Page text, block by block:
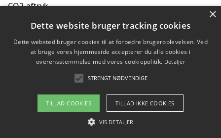
CO2-aftryk
Hvordan nyheder om CO2-udledning påvirker vores
hverdag
Om / kontakt
Blog Betingelser
×
Dette website bruger tracking cookies
Dette websted bruger cookies til at forbedre brugeroplevelsen. Ved
at bruge vores hjemmeside accepterer du alle cookies i
overensstemmelse med vores cookiepolitik. Detaljer
STRENGT NØDVENDIGE
TILLAD COOKIES TILLAD IKKE COOKIES
VIS DETALJER